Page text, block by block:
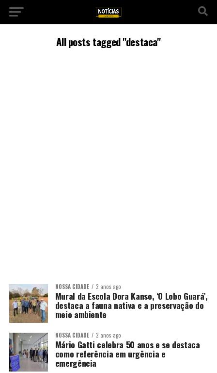
All posts tagged "destaca"
NOSSA CIDADE 2 anos ago
Mural da Escola Dora Kanso, ‘O Lobo Guará’,
destaca a fauna nativa e a preservação do
meio ambiente
NOSSA CIDADE 2 anos ago
Mário Gatti celebra 50 anos e se destaca
como referência em urgência e
emergência